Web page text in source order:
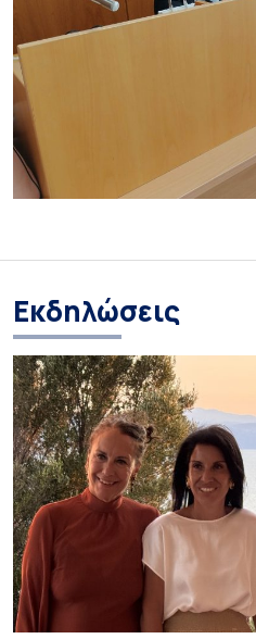
Εκδηλώσεις